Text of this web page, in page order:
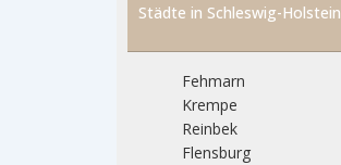
Städte in Schleswig-Holstein
Fehmarn
Krempe
Reinbek
Flensburg